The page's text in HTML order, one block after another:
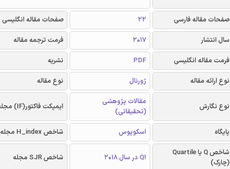
صفحات مقاله فارسی
22 صفحات مقاله انگلیسی
سال انتشار
2017 فرمت ترجمه مقاله
فرمت مقاله انگلیسی
PDF نشریه
نوع ارائه مقاله
ژورنال نوع مقاله
نوع نگارش
مقالات پژوهشی
(تحقیقاتی)
ایمپکت فاکتور(IF) مجله
پایگاه اسکوپوس شاخص H_index مجله
شاخص Q یا Quartile
(چارک)
Q1 در سال 2018 شاخص SJR مجله